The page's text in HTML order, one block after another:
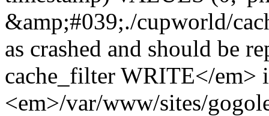
&amp;#039;./cupworld/
as crashed and should be
cache_filter WRITE</em>
<em>/var/www/sites/